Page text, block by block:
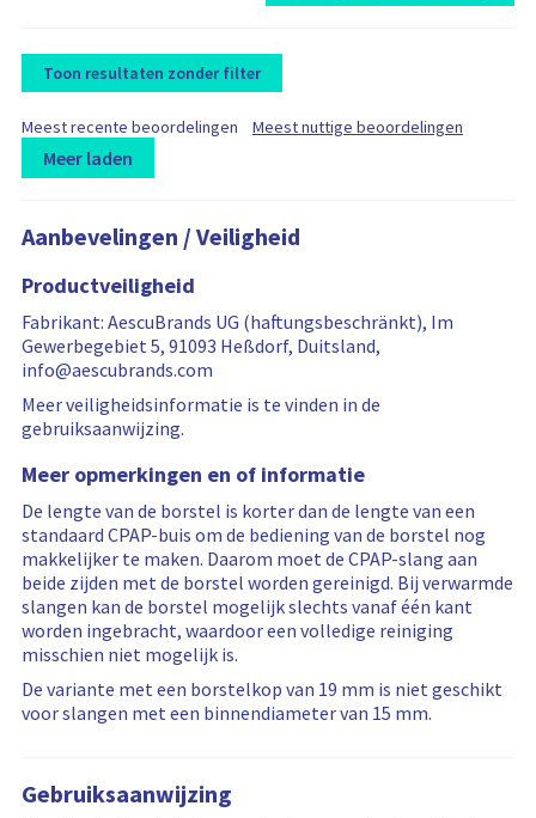
Toon resultaten zonder filter
F
i
r
b
y
Meest recente beoordelingen
F
r
b
Meest nuttige beoordelingen
Meer laden
a
i
g
m
o
r
e
e
v
i
e
w
s
…
v
e
s
a
r
e
f
l
t
e
r
e
d
v
e
s
f
i
l
t
r
i
n
g
i
s
r
e
s
e
t
Aanbevelingen / Veiligheid
Productveiligheid
Fabrikant: AescuBrands UG (haftungsbeschränkt), Im
Gewerbegebiet 5, 91093 Heßdorf, Duitsland,
info@aescubrands.com
Meer veiligheidsinformatie is te vinden in de
gebruiksaanwijzing.
Meer opmerkingen en of informatie
De lengte van de borstel is korter dan de lengte van een
standaard CPAP-buis om de bediening van de borstel nog
makkelijker te maken. Daarom moet de CPAP-slang aan
beide zijden met de borstel worden gereinigd. Bij verwarmde
slangen kan de borstel mogelijk slechts vanaf één kant
worden ingebracht, waardoor een volledige reiniging
misschien niet mogelijk is.
De variante met een borstelkop van 19 mm is niet geschikt
voor slangen met een binnendiameter van 15 mm.
Gebruiksaanwijzing